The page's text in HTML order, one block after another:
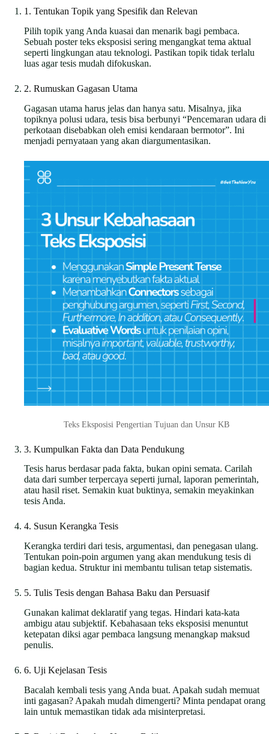
1. Tentukan Topik yang Spesifik dan Relevan
Pilih topik yang Anda kuasai dan menarik bagi pembaca.
Sebuah poster teks eksposisi sering mengangkat tema aktual
seperti lingkungan atau teknologi. Pastikan topik tidak terlalu
luas agar tesis mudah difokuskan.
2. Rumuskan Gagasan Utama
Gagasan utama harus jelas dan hanya satu. Misalnya, jika
topiknya polusi udara, tesis bisa berbunyi “Pencemaran udara di
perkotaan disebabkan oleh emisi kendaraan bermotor”. Ini
menjadi pernyataan yang akan diargumentasikan.
Teks Eksposisi Pengertian Tujuan dan Unsur KB
3. Kumpulkan Fakta dan Data Pendukung
Tesis harus berdasar pada fakta, bukan opini semata. Carilah
data dari sumber terpercaya seperti jurnal, laporan pemerintah,
atau hasil riset. Semakin kuat buktinya, semakin meyakinkan
tesis Anda.
4. Susun Kerangka Tesis
Kerangka terdiri dari tesis, argumentasi, dan penegasan ulang.
Tentukan poin-poin argumen yang akan mendukung tesis di
bagian kedua. Struktur ini membantu tulisan tetap sistematis.
5. Tulis Tesis dengan Bahasa Baku dan Persuasif
Gunakan kalimat deklaratif yang tegas. Hindari kata-kata
ambigu atau subjektif. Kebahasaan teks eksposisi menuntut
ketepatan diksi agar pembaca langsung menangkap maksud
penulis.
6. Uji Kejelasan Tesis
Bacalah kembali tesis yang Anda buat. Apakah sudah memuat
inti gagasan? Apakah mudah dimengerti? Minta pendapat orang
lain untuk memastikan tidak ada misinterpretasi.